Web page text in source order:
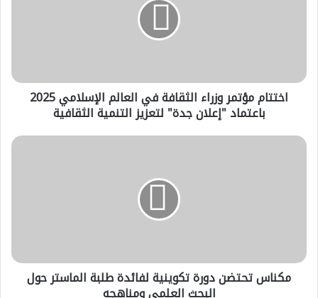
باعتماد
"إعلان
التنمية
اختتام مؤتمر وزراء الثقافة في العالم الإسلامي 2025
باعتماد "إعلان جدة" لتعزيز التنمية الثقافية
مكناس
البحث
العلمي
مكناس تحتضن دورة تكوينية لفائدة طلبة الماستر حول
البحث العلمي ومناهجه